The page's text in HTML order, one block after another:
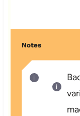
Notes